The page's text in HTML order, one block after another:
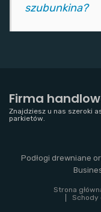
szubunkina?
Firma
Znajdziesz u nas szeroki
parkietów.
Podłogi drewniane
Strona
Schody